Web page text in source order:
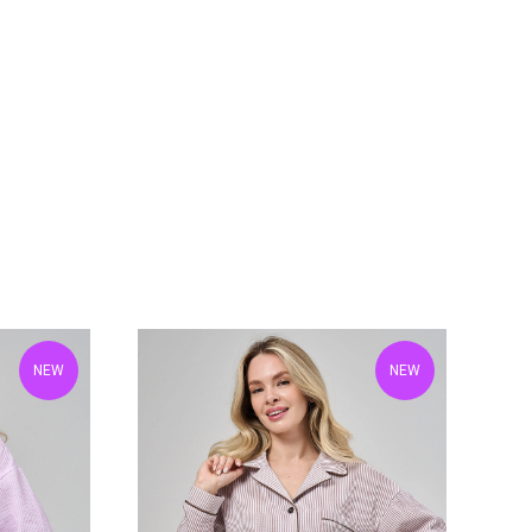
NEW NEW